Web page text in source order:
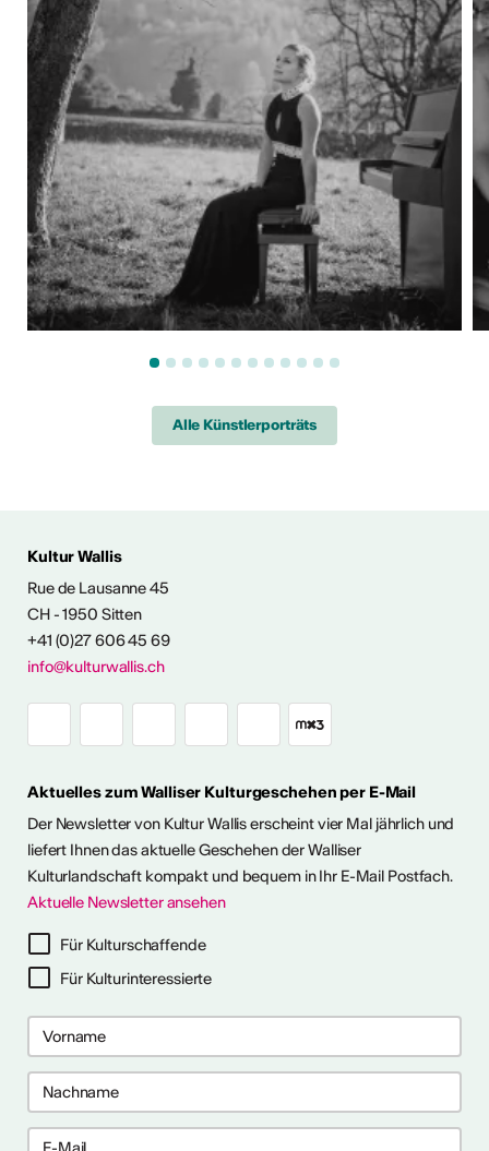
Ausstellungen
Himmel im Wallis
Kunst im Freien so richtig
eine kleine aber feine
im Wallis
2027 in Prag
bis 28. April 2027) ist ein 10-
für Recherche-,
Es bietet
kollektive Begleitung und
Alle Künstlerporträts
Kultur Wallis
Rue de Lausanne 45
CH - 1950 Sitten
+41 (0)27 606 45 69
info@kulturwallis.ch
Aktuelles zum Walliser Kulturgeschehen per E-Mail
Der Newsletter von Kultur Wallis erscheint vier Mal jährlich und
liefert Ihnen das aktuelle Geschehen der Walliser
Kulturlandschaft kompakt und bequem in Ihr E-Mail Postfach.
Aktuelle Newsletter ansehen
Für Kulturschaffende
Für Kulturinteressierte